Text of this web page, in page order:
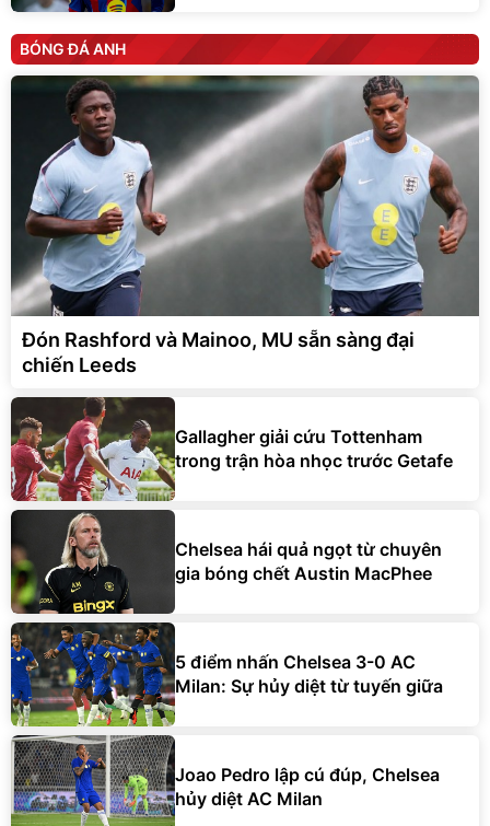
BÓNG ĐÁ ANH
Đón Rashford và Mainoo, MU sẵn sàng đại
chiến Leeds
Gallagher giải cứu Tottenham
trong trận hòa nhọc trước Getafe
Chelsea hái quả ngọt từ chuyên
gia bóng chết Austin MacPhee
5 điểm nhấn Chelsea 3-0 AC
Milan: Sự hủy diệt từ tuyến giữa
Joao Pedro lập cú đúp, Chelsea
hủy diệt AC Milan